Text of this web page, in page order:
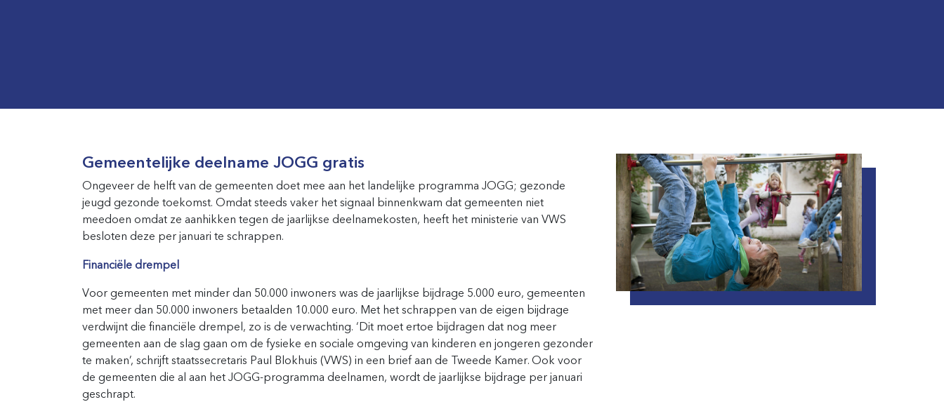
Gemeentelijke deelname JOGG gratis
Ongeveer de helft van de gemeenten doet mee aan het landelijke programma JOGG; gezonde
jeugd gezonde toekomst. Omdat steeds vaker het signaal binnenkwam dat gemeenten niet
meedoen omdat ze aanhikken tegen de jaarlijkse deelnamekosten, heeft het ministerie van VWS
besloten deze per januari te schrappen.
Financiële drempel
Voor gemeenten met minder dan 50.000 inwoners was de jaarlijkse bijdrage 5.000 euro, gemeenten
met meer dan 50.000 inwoners betaalden 10.000 euro. Met het schrappen van de eigen bijdrage
verdwijnt die financiële drempel, zo is de verwachting. ‘Dit moet ertoe bijdragen dat nog meer
gemeenten aan de slag gaan om de fysieke en sociale omgeving van kinderen en jongeren gezonder
te maken’, schrijft staatssecretaris Paul Blokhuis (VWS) in een brief aan de Tweede Kamer. Ook voor
de gemeenten die al aan het JOGG-programma deelnamen, wordt de jaarlijkse bijdrage per januari
geschrapt.